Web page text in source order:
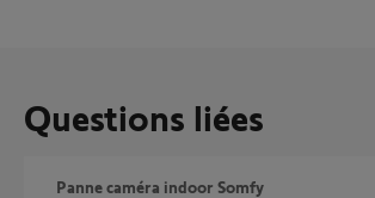
Questions liées
Panne caméra indoor Somfy